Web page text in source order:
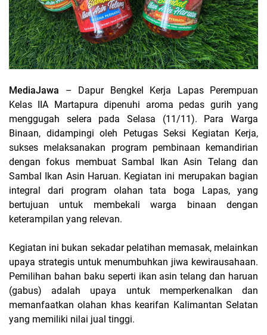
MediaJawa – Dapur Bengkel Kerja Lapas Perempuan
Kelas IIA Martapura dipenuhi aroma pedas gurih yang
menggugah selera pada Selasa (11/11). Para Warga
Binaan, didampingi oleh Petugas Seksi Kegiatan Kerja,
sukses melaksanakan program pembinaan kemandirian
dengan fokus membuat Sambal Ikan Asin Telang dan
Sambal Ikan Asin Haruan. Kegiatan ini merupakan bagian
integral dari program olahan tata boga Lapas, yang
bertujuan untuk membekali warga binaan dengan
keterampilan yang relevan.
Kegiatan ini bukan sekadar pelatihan memasak, melainkan
upaya strategis untuk menumbuhkan jiwa kewirausahaan.
Pemilihan bahan baku seperti ikan asin telang dan haruan
(gabus) adalah upaya untuk memperkenalkan dan
memanfaatkan olahan khas kearifan Kalimantan Selatan
yang memiliki nilai jual tinggi.